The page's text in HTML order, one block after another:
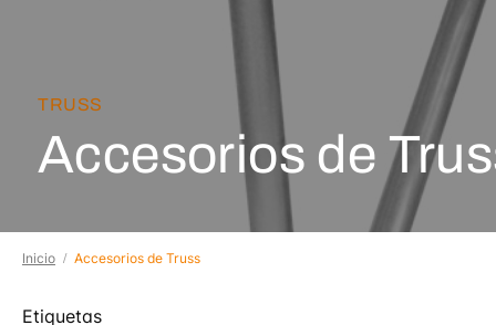
TRUSS
Accesorios de
Inicio Accesorios de Truss
Etiquetas